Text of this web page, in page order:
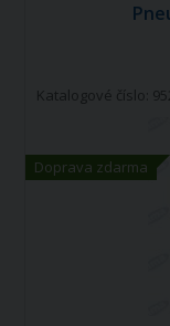
Doprava zdarma
Katalogové číslo: